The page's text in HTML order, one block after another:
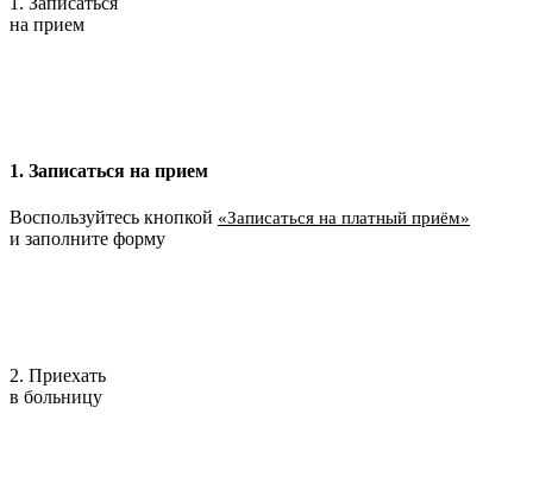
на прием
1. Записаться на прием
Воспользуйтесь кнопкой «Записаться на платный приём»
и заполните форму
2. Приехать
в больницу